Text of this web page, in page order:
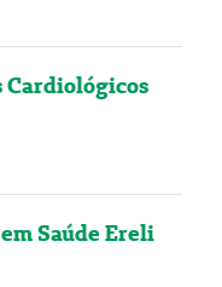
Cardiológicos
Saúde Ereli